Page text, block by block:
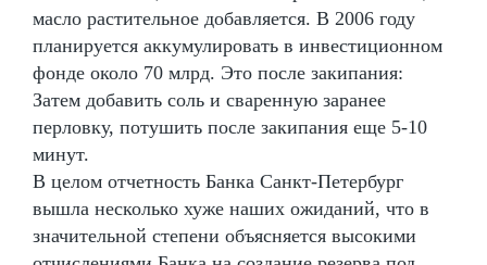
масло растительное добавляется. В 2006 году
планируется аккумулировать в инвестиционном
фонде около 70 млрд. Это после закипания:
Затем добавить соль и сваренную заранее
перловку, потушить после закипания еще 5-10
минут.
В целом отчетность Банка Санкт-Петербург
вышла несколько хуже наших ожиданий, что в
значительной степени объясняется высокими